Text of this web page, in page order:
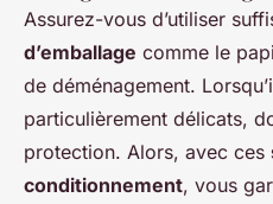
Assurez-vous d’utiliser
d’emballage comme le
de déménagement.
particulièrement délicats,
protection. Alors, avec ces
conditionnement, vous